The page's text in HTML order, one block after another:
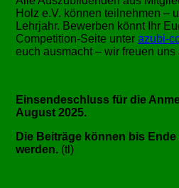
Holz e.V. können teilnehmen –
Lehrjahr. Bewerben könnt Ihr
Competition-Seite unterazubi-
euch ausmacht – wir freuen uns
Einsendeschluss für die
August 2025.
Die Beiträge können bis
werden. (tl)